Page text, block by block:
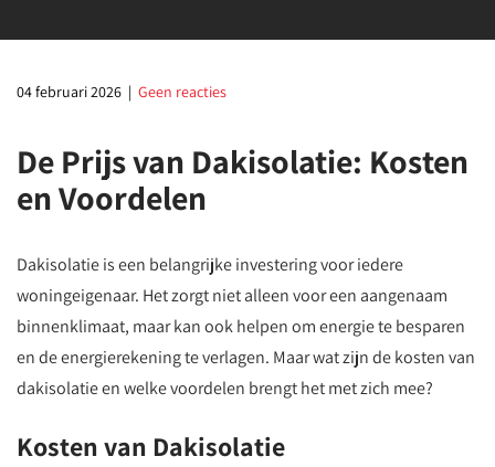
04 februari 2026 | Geen reacties
De Prijs van Dakisolatie: Kosten
en Voordelen
Dakisolatie is een belangrijke investering voor iedere
woningeigenaar. Het zorgt niet alleen voor een aangenaam
binnenklimaat, maar kan ook helpen om energie te besparen
en de energierekening te verlagen. Maar wat zijn de kosten van
dakisolatie en welke voordelen brengt het met zich mee?
Kosten van Dakisolatie